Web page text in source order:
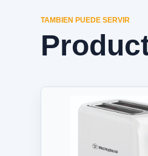
TAMBIEN PUEDE SERVIR